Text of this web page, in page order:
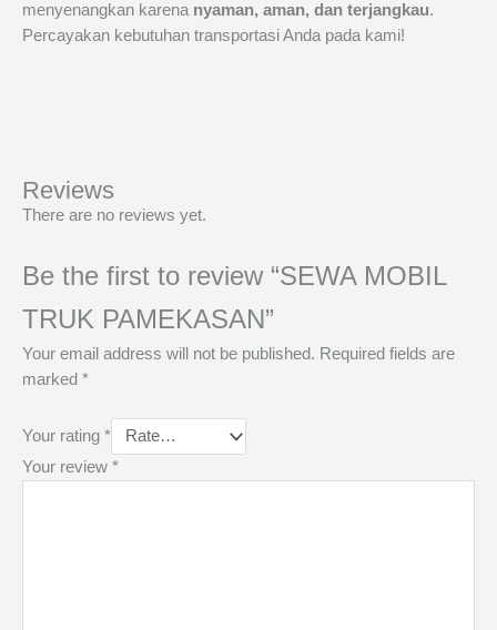
menyenangkan karena nyaman, aman, dan terjangkau.
Percayakan kebutuhan transportasi Anda pada kami!
Reviews
There are no reviews yet.
Be the first to review “SEWA MOBIL
TRUK PAMEKASAN”
Your email address will not be published. Required fields are
marked *
Your rating *
Your review *